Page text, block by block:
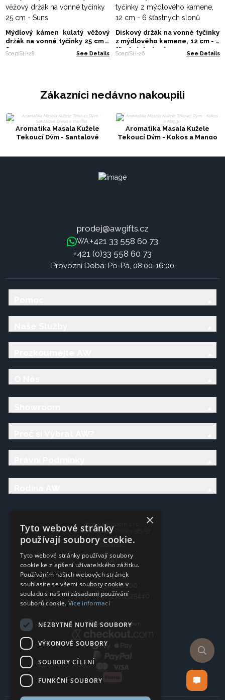
Mýdlový kámen kulatý věžový
držák na vonné tyčinky 25 cm -
Suns
SoapISH-28 See Details
Diskový držák na vonné tyčinky
z mýdlového kamene, 12 cm - 6
šťastných slonů
SoapISH-26 See Details
Zákazníci nedávno nakoupili
Aromatika Masala Kužele
Tekoucí Dým - Santalové
Aromatika Masala Kužele
Tekoucí Dým - Kokos a Mango
prodej@awgifts.cz
WA:+421 33 558 60 73
+421 (0)33 558 60 73
Provozní Doba: Po-Pá, 08:00-16:00
Ancient Wisdom s.r.o.,
CTpark Trnava, Prílohy 583/57
919 26 Zavar
Slovensko
IČO: 50920600
IČ DPH: SK2120525440
×
Tyto webové stránky
používají soubory cookie.
Tyto webové stránky používají soubory
cookie ke zlepšení uživatelského zážitku.
Používáním našich webových stránek
souhlasíte se všemi soubory cookie v
souladu s našimi zásadami používání
souborů cookie. Více informací
NEZBYTNĚ NUTNÉ SOUBORY
VÝKONOVÉ SOUBORY
SOUBORY CÍLENÍ
FUNKČNÍ SOUBORY